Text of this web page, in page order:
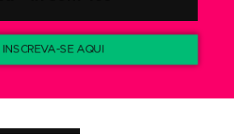
OUR$384,83À VISTA
40% OFF + ACESSO VITALÍCIO
2d - 1h 59m 48s